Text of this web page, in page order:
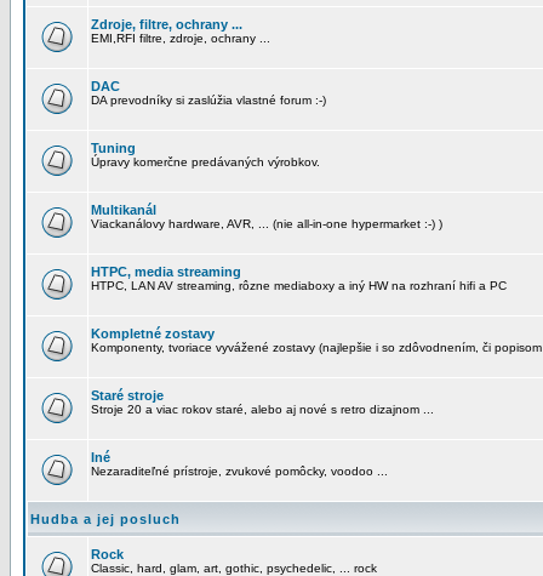
Zdroje, filtre, ochrany ...
EMI,RFI filtre, zdroje, ochrany ...
DAC
DA prevodníky si zaslúžia vlastné forum :-)
Tuning
Úpravy komerčne predávaných výrobkov.
Multikanál
Viackanálovy hardware, AVR, ... (nie all-in-one hypermarket :-) )
HTPC, media streaming
HTPC, LAN AV streaming, rôzne mediaboxy a iný HW na rozhraní hifi a PC
Kompletné zostavy
Komponenty, tvoriace vyvážené zostavy (najlepšie i so zdôvodnením, či
Staré stroje
Stroje 20 a viac rokov staré, alebo aj nové s retro dizajnom ...
Iné
Nezaraditeľné prístroje, zvukové pomôcky, voodoo ...
Hudba a jej posluch
Rock
Classic, hard, glam, art, gothic, psychedelic, ... rock